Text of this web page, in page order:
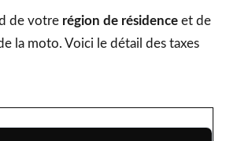
de votre région de résidence et de
la moto. Voici le détail des taxes